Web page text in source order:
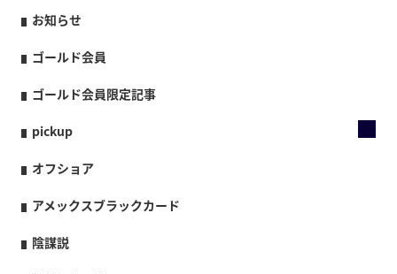
お知らせ
ゴールド会員
ゴールド会員限定記事
pickup
オフショア
アメックスブラックカード
陰謀説